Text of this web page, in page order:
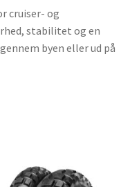
cruiser- og
stabilitet og en
byen eller ud på